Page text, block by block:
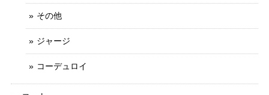
その他
ジャージ
コーデュロイ